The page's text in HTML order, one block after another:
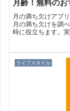
月齢！無料の
月の満ち欠けアプ
月の満ち欠けを調
時に役立ちます。
ライフスタイル